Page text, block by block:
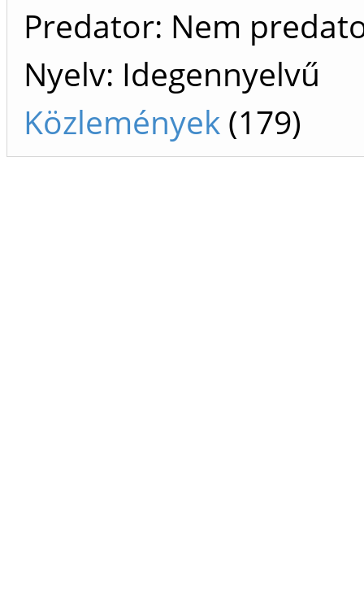
Predator: Nem
Nyelv: Idegennyelvű
Közlemények (179)